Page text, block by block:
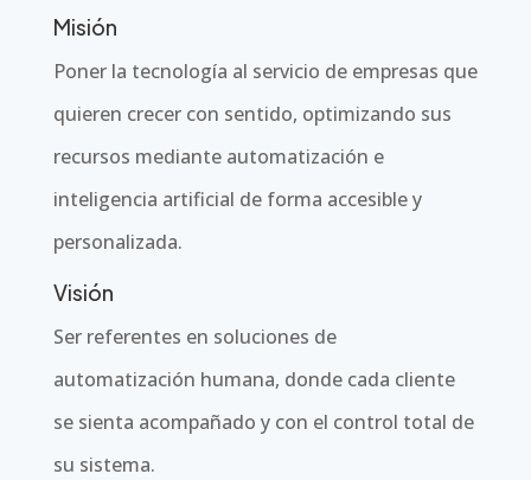
Misión
Poner la tecnología al servicio de empresas que
quieren crecer con sentido, optimizando sus
recursos mediante automatización e
inteligencia artificial de forma accesible y
personalizada.
Visión
Ser referentes en soluciones de
automatización humana, donde cada cliente
se sienta acompañado y con el control total de
su sistema.